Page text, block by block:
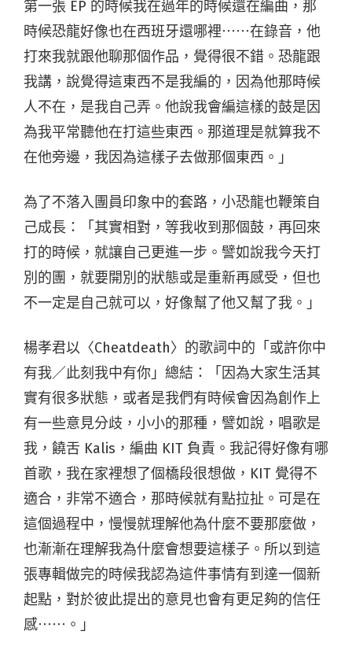
第一張 EP 的時候我在過年的時候還在編曲，那
時候恐龍好像也在西班牙還哪裡⋯⋯在錄音，他
打來我就跟他聊那個作品，覺得很不錯。恐龍跟
我講，說覺得這東西不是我編的，因為他那時候
人不在，是我自己弄。他說我會編這樣的鼓是因
為我平常聽他在打這些東西。那道理是就算我不
在他旁邊，我因為這樣子去做那個東西。」
為了不落入團員印象中的套路，小恐龍也鞭策自
己成長：「其實相對，等我收到那個鼓，再回來
打的時候，就讓自己更進一步。譬如說我今天打
別的團，就要開別的狀態或是重新再感受，但也
不一定是自己就可以，好像幫了他又幫了我。」
楊孝君以〈Cheatdeath〉的歌詞中的「或許你中
有我／此刻我中有你」總結：「因為大家生活其
實有很多狀態，或者是我們有時候會因為創作上
有一些意見分歧，小小的那種，譬如說，唱歌是
我，饒舌 Kalis，編曲 KIT 負責。我記得好像有哪
首歌，我在家裡想了個橋段很想做，KIT 覺得不
適合，非常不適合，那時候就有點拉扯。可是在
這個過程中，慢慢就理解他為什麼不要那麼做，
也漸漸在理解我為什麼會想要這樣子。所以到這
張專輯做完的時候我認為這件事情有到達一個新
起點，對於彼此提出的意見也會有更足夠的信任
感⋯⋯。」